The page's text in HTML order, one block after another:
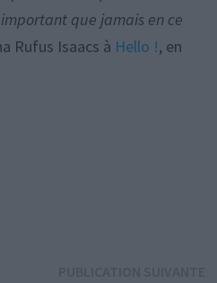
que jamais en ce
Rufus Isaacs à Hello !, en